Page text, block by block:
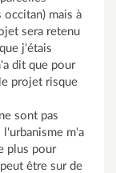
mais à
sera retenu
j'étais
dit que pour
projet risque
sont pas
m'a
plus pour
être sur de